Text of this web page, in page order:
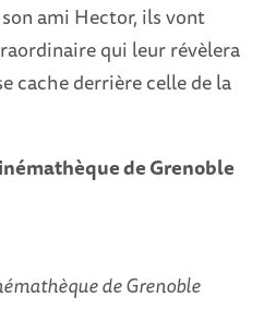
ami Hector, ils vont
qui leur révèlera
cache derrière celle de la
de Grenoble
de Grenoble